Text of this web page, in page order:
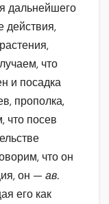
дальнейшего
действия,
что
и посадка
прополка,
что посев
что он
он — ав.
его как